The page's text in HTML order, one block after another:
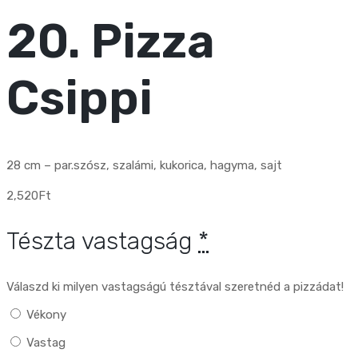
20. Pizza
Csippi
28 cm – par.szósz, szalámi, kukorica, hagyma, sajt
2,520Ft
Tészta vastagság *
Válaszd ki milyen vastagságú tésztával szeretnéd a pizzádat!
Vékony
Vastag